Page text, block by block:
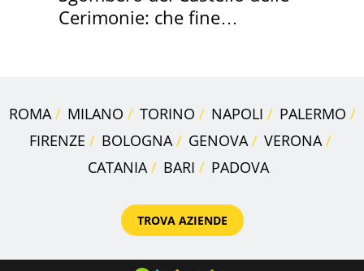
Cerimonie: che fine
ROMA MILANO TORINO NAPOLI
PALERMO
FIRENZE
BOLOGNA GENOVA
VERONA
CATANIA
BARI PADOVA
TROVA AZIENDE